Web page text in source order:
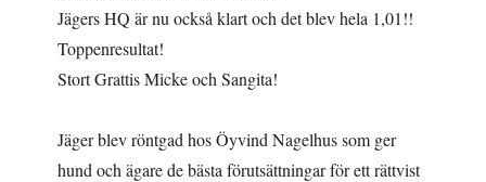
Jägers HQ är nu också klart och det blev hela 1,01!!
Toppenresultat!
Stort Grattis Micke och Sangita!
Jäger blev röntgad hos Öyvind Nagelhus som ger
hund och ägare de bästa förutsättningar för ett rättvist